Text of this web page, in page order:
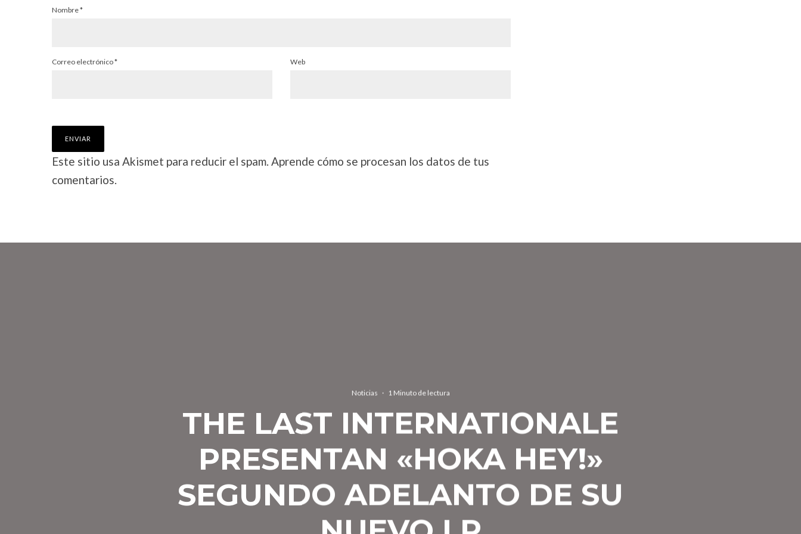
Nombre*
Correo electrónico* Web
Este sitio usa Akismet para reducir el spam. Aprende cómo se procesan los datos de tus
comentarios.
Noticias · 1 Minuto de lectura
THE LAST INTERNATIONALE
PRESENTAN «HOKA HEY!»
SEGUNDO ADELANTO DE SU